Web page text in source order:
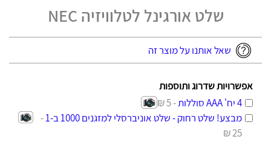
שלט אורגינל לטלוויזיה NEC
שאל אותנו על מוצר זה
אפשרויות שדרוג ותוספות
4 יח' AAA סוללות
- 5 ₪
מבצע! שלט רחוק - שלט אוניברסלי למזגנים 1000 ב-1
-
25 ₪